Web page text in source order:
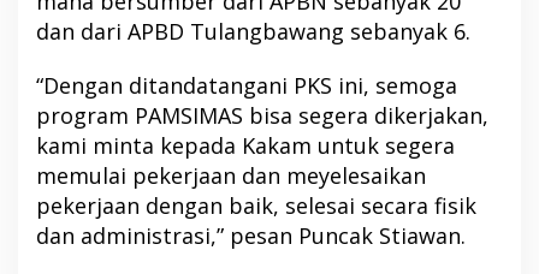
dan dari APBD Tulangbawang sebanyak 6.
“Dengan ditandatangani PKS ini, semoga
program PAMSIMAS bisa segera dikerjakan,
kami minta kepada Kakam untuk segera
memulai pekerjaan dan meyelesaikan
pekerjaan dengan baik, selesai secara fisik
dan administrasi,” pesan Puncak Stiawan.